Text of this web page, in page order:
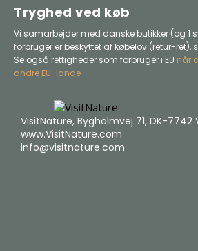
Tryghed ved køb
Vi samarbejder med danske butikker (og 1
forbruger er beskyttet af købelov (retur-ret),
Se også rettigheder som forbruger i EU når
andre EU-lande
VisitNature, Bygholmvej 71, DK-7742
www.VisitNature.com
info@visitnature.com